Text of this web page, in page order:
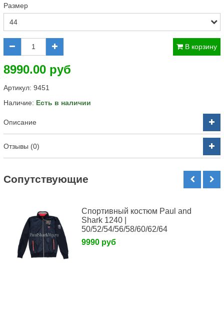
Размер
В корзину
8990.00 руб
Артикул: 9451
Наличие: Есть в наличии
Описание
Отзывы (0)
Cопутствующие
Спортивный костюм Paul and
Shark 1240 |
50/52/54/56/58/60/62/64
9990 руб